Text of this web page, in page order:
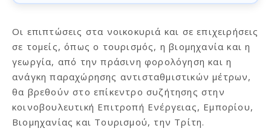
Οι επιπτώσεις στα νοικοκυριά και σε επιχειρήσεις
σε τομείς, όπως ο τουρισμός, η βιομηχανία και η
γεωργία, από την πράσινη φορολόγηση και η
ανάγκη παραχώρησης αντισταθμιστικών μέτρων,
θα βρεθούν στο επίκεντρο συζήτησης στην
κοινοβουλευτική Επιτροπή Ενέργειας, Εμπορίου,
Βιομηχανίας και Τουρισμού, την Τρίτη.